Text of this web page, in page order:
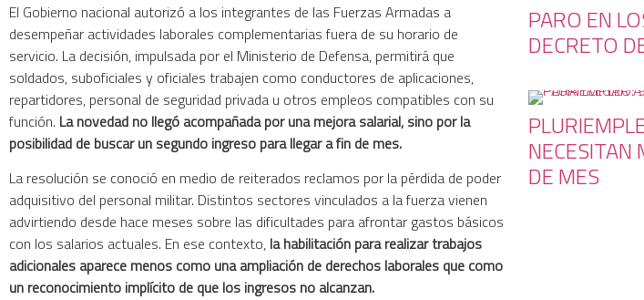
El Gobierno nacional autorizó a los integrantes de las Fuerzas Armadas a
desempeñar actividades laborales complementarias fuera de su horario de
servicio. La decisión, impulsada por el Ministerio de Defensa, permitirá que
soldados, suboficiales y oficiales trabajen como conductores de aplicaciones,
repartidores, personal de seguridad privada u otros empleos compatibles con su
función. La novedad no llegó acompañada por una mejora salarial, sino por la
posibilidad de buscar un segundo ingreso para llegar a fin de mes.
La resolución se conoció en medio de reiterados reclamos por la pérdida de poder
adquisitivo del personal militar. Distintos sectores vinculados a la fuerza vienen
advirtiendo desde hace meses sobre las dificultades para afrontar gastos básicos
con los salarios actuales. En ese contexto, la habilitación para realizar trabajos
adicionales aparece menos como una ampliación de derechos laborales que como
un reconocimiento implícito de que los ingresos no alcanzan.
PARO EN
DECRETO
NECESITAN
DE MES